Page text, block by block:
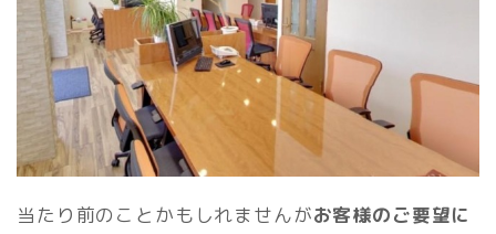
当たり前のことかもしれませんがお客様のご要望に